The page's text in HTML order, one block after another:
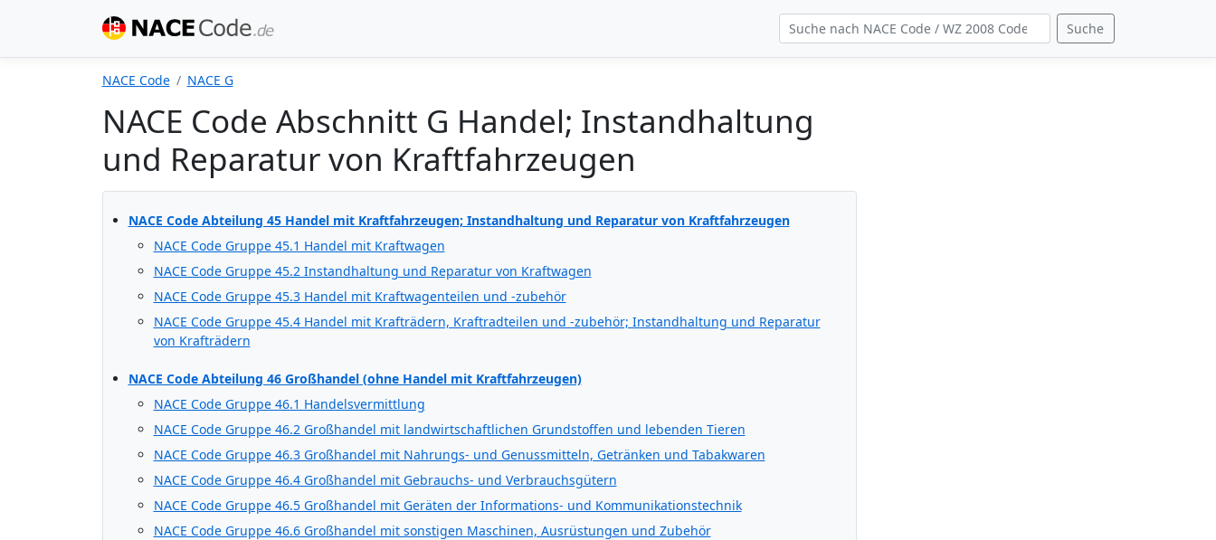
Suche
NACE Code NACE G
NACE Code Abschnitt G Handel; Instandhaltung
und Reparatur von Kraftfahrzeugen
NACE Code Abteilung 45 Handel mit Kraftfahrzeugen; Instandhaltung und Reparatur von Kraftfahrzeugen
NACE Code Gruppe 45.1 Handel mit Kraftwagen
NACE Code Gruppe 45.2 Instandhaltung und Reparatur von Kraftwagen
NACE Code Gruppe 45.3 Handel mit Kraftwagenteilen und -zubehör
NACE Code Gruppe 45.4 Handel mit Krafträdern, Kraftradteilen und -zubehör; Instandhaltung und Reparatur
von Krafträdern
NACE Code Abteilung 46 Großhandel (ohne Handel mit Kraftfahrzeugen)
NACE Code Gruppe 46.1 Handelsvermittlung
NACE Code Gruppe 46.2 Großhandel mit landwirtschaftlichen Grundstoffen und lebenden Tieren
NACE Code Gruppe 46.3 Großhandel mit Nahrungs- und Genussmitteln, Getränken und Tabakwaren
NACE Code Gruppe 46.4 Großhandel mit Gebrauchs- und Verbrauchsgütern
NACE Code Gruppe 46.5 Großhandel mit Geräten der Informations- und Kommunikationstechnik
NACE Code Gruppe 46.6 Großhandel mit sonstigen Maschinen, Ausrüstungen und Zubehör